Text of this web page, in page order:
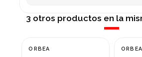
3 otros productos en la
¡En oferta!
ORBEA ORBEA